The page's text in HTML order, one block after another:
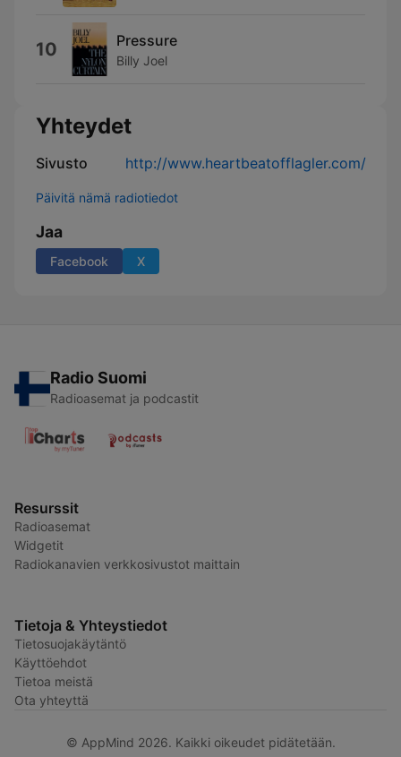
10 Pressure
Billy Joel
Yhteydet
Sivusto http://www.heartbeatofflagler.com/
Päivitä nämä radiotiedot
Jaa
Facebook X
Radio Suomi
Radioasemat ja podcastit
Resurssit
Radioasemat
Widgetit
Radiokanavien verkkosivustot maittain
Tietoja & Yhteystiedot
Tietosuojakäytäntö
Käyttöehdot
Tietoa meistä
Ota yhteyttä
© AppMind 2026. Kaikki oikeudet pidätetään.